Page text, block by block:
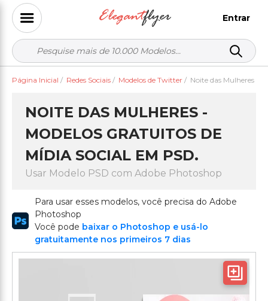
Entrar
Página Inicial / Redes Sociais / Modelos de Twitter / Noite das Mulheres
NOITE DAS MULHERES -
MODELOS GRATUITOS DE
MÍDIA SOCIAL EM PSD.
Usar Modelo PSD com Adobe Photoshop
Para usar esses modelos, você precisa do Adobe
Photoshop
Você pode baixar o Photoshop e usá-lo
gratuitamente nos primeiros 7 dias